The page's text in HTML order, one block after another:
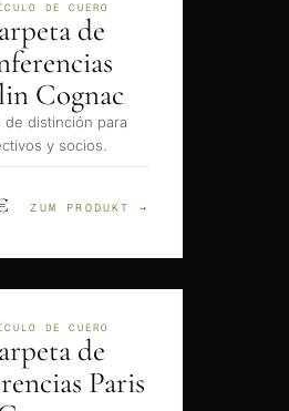
DE CUERO
de
Cognac
de distinción para
y socios.
ZUM PRODUKT →
DE CUERO
de
Paris